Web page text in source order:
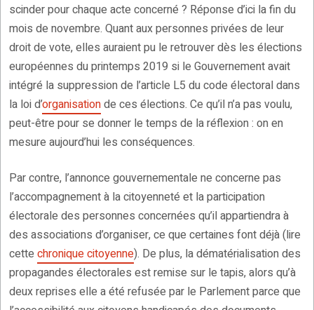
scinder pour chaque acte concerné ? Réponse d’ici la fin du
mois de novembre. Quant aux personnes privées de leur
droit de vote, elles auraient pu le retrouver dès les élections
européennes du printemps 2019 si le Gouvernement avait
intégré la suppression de l’article L5 du code électoral dans
la loi d’organisationde ces élections. Ce qu’il n’a pas voulu,
peut-être pour se donner le temps de la réflexion : on en
mesure aujourd’hui les conséquences.
Par contre, l’annonce gouvernementale ne concerne pas
l’accompagnement à la citoyenneté et la participation
électorale des personnes concernées qu’il appartiendra à
des associations d’organiser, ce que certaines font déjà (lire
cette chronique citoyenne). De plus, la dématérialisation des
propagandes électorales est remise sur le tapis, alors qu’à
deux reprises elle a été refusée par le Parlement parce que